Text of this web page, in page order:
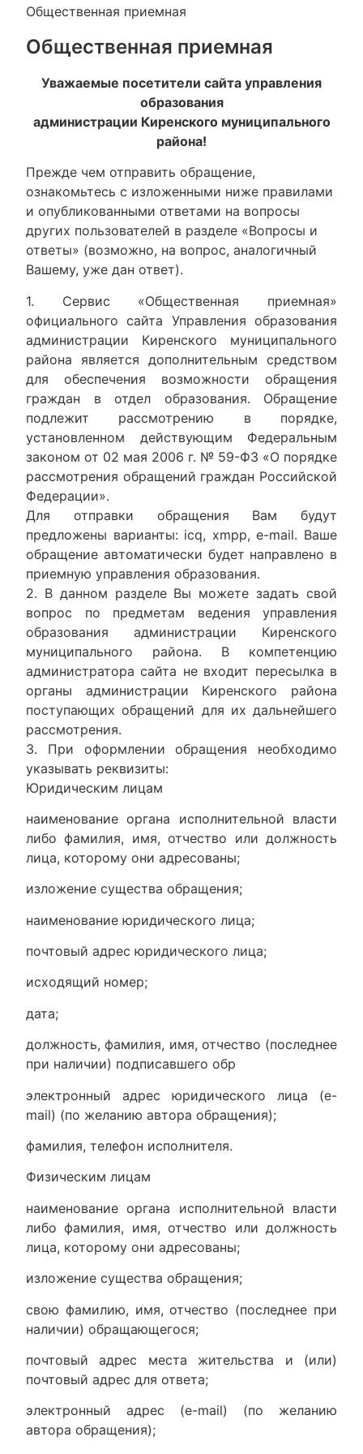
Общественная приемная
Общественная приемная
Уважаемые посетители сайта управления
образования
администрации Киренского муниципального
района!
Прежде чем отправить обращение,
ознакомьтесь с изложенными ниже правилами
и опубликованными ответами на вопросы
других пользователей в разделе «Вопросы и
ответы» (возможно, на вопрос, аналогичный
Вашему, уже дан ответ).
1. Сервис «Общественная приемная»
официального сайта Управления образования
администрации Киренского муниципального
района является дополнительным средством
для обеспечения возможности обращения
граждан в отдел образования. Обращение
подлежит рассмотрению в порядке,
установленном действующим Федеральным
законом от 02 мая 2006 г. № 59-ФЗ «О порядке
рассмотрения обращений граждан Российской
Федерации».
Для отправки обращения Вам будут
предложены варианты: icq, xmpp, e-mail. Ваше
обращение автоматически будет направлено в
приемную управления образования.
2. В данном разделе Вы можете задать свой
вопрос по предметам ведения управления
образования администрации Киренского
муниципального района. В компетенцию
администратора сайта не входит пересылка в
органы администрации Киренского района
поступающих обращений для их дальнейшего
рассмотрения.
3. При оформлении обращения необходимо
указывать реквизиты:
Юридическим лицам
наименование органа исполнительной власти
либо фамилия, имя, отчество или должность
лица, которому они адресованы;
изложение существа обращения;
наименование юридического лица;
почтовый адрес юридического лица;
исходящий номер;
дата;
должность, фамилия, имя, отчество (последнее
при наличии) подписавшего обр
электронный адрес юридического лица (e-
mail) (по желанию автора обращения);
фамилия, телефон исполнителя.
Физическим лицам
наименование органа исполнительной власти
либо фамилия, имя, отчество или должность
лица, которому они адресованы;
изложение существа обращения;
свою фамилию, имя, отчество (последнее при
наличии) обращающегося;
почтовый адрес места жительства и (или)
почтовый адрес для ответа;
электронный адрес (e-mail) (по желанию
автора обращения);